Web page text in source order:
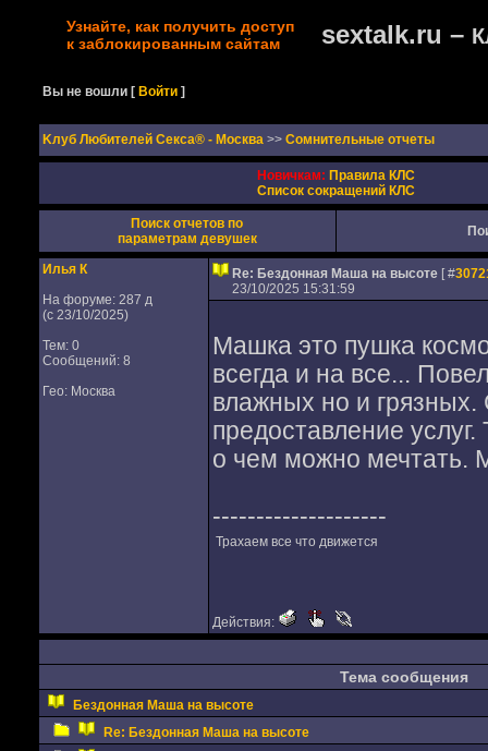
Узнайте, как получить доступ
к заблокированным сайтам
sextalk.ru –
Вы не вошли [Войти ]
Kлуб Любителей Секса® - Москва >> Сомнительные отчеты
Новичкам: Правила КЛС
Список сокращений КЛС
Поиск отчетов по
параметрам девушек
Илья К
На форуме: 287 д
(с 23/10/2025)
Тем: 0
Сообщений: 8
Гео: Москва
Re: Бездонная Маша на высоте [ #
23/10/2025 15:31:59
Машка это пушка
всегда и на все...
влажных но и
предоставление
о чем можно мечтать.
--------------------
Трахаем все что движется
Действия:
Тема сообщения
Бездонная Маша на высоте
Re: Бездонная Маша на высоте